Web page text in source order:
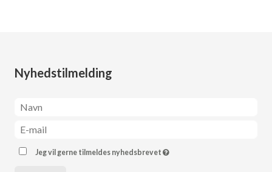
Nyhedstilmelding
Jeg vil gerne tilmeldes nyhedsbrevet